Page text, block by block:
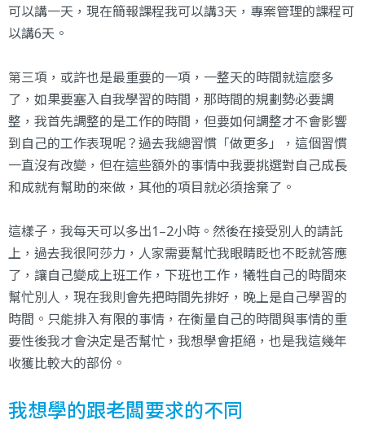
可以講一天，現在簡報課程我可以講3天，專案管理的課程可
以講6天。
第三項，或許也是最重要的一項，一整天的時間就這麼多
了，如果要塞入自我學習的時間，那時間的規劃勢必要調
整，我首先調整的是工作的時間，但要如何調整才不會影響
到自己的工作表現呢？過去我總習慣「做更多」，這個習慣
一直沒有改變，但在這些額外的事情中我要挑選對自己成長
和成就有幫助的來做，其他的項目就必須捨棄了。
這樣子，我每天可以多出1–2小時。然後在接受別人的請託
上，過去我很阿莎力，人家需要幫忙我眼睛眨也不眨就答應
了，讓自己變成上班工作，下班也工作，犧牲自己的時間來
幫忙別人，現在我則會先把時間先排好，晚上是自己學習的
時間。只能排入有限的事情，在衡量自己的時間與事情的重
要性後我才會決定是否幫忙，我想學會拒絕，也是我這幾年
收獲比較大的部份。
我想學的跟老闆要求的不同